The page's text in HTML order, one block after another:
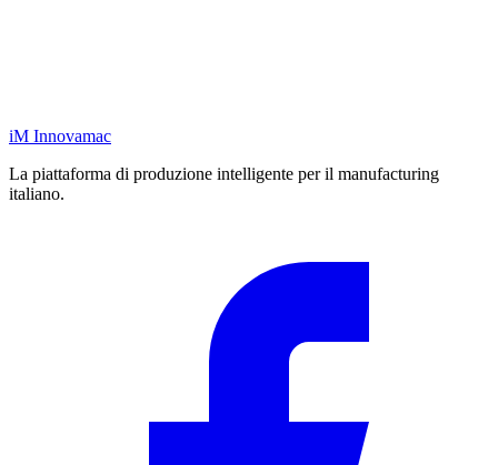
iM Innovamac
La piattaforma di produzione intelligente per il manufacturing
italiano.